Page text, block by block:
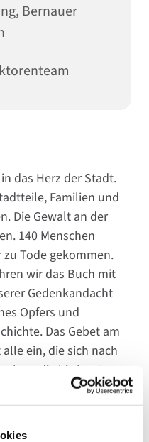
Bernauer
das Herz der Stadt.
Familien und
Die Gewalt an der
140 Menschen
Tode gekommen.
wir das Buch mit
Gedenkandacht
Opfers und
Das Gebet am
ein, die sich nach
die bis heute
der Evangelischen
der Stiftung Berliner
finden seit